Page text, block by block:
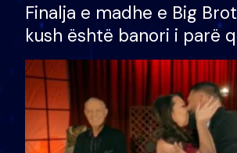
Finalja e madhe e Big
kush është banori i parë
shtëpinë dhe humb
të fituar çmimin e madh